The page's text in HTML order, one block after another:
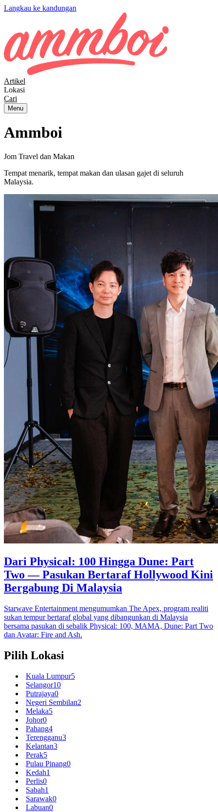
Langkau ke kandungan
Artikel
Lokasi
Cari
Menu
Ammboi
Jom Travel dan Makan
Tempat menarik, tempat makan dan ulasan gajet di seluruh
Malaysia.
Dari Physical: 100 Hingga Dune: Part
Two — Pasukan Bertaraf Hollywood Kini
Bergabung Di Malaysia
Starwave Entertainment mengumumkan The Apex, program realiti
sukan tempur bertaraf global yang dibangunkan di Malaysia
bersama pasukan di sebalik Physical: 100, MAMA, Dune: Part Two
dan Avatar: Fire and Ash.
Pilih Lokasi
Kuala Lumpur5
Selangor10
Putrajaya0
Negeri Sembilan2
Melaka5
Johor0
Pahang4
Terengganu3
Kelantan3
Perak5
Pulau Pinang0
Kedah1
Perlis0
Sabah1
Sarawak0
Labuan0